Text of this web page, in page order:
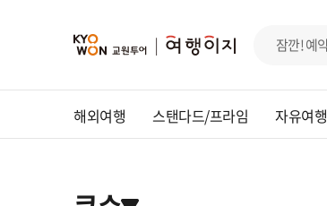
해외여행 스탠다드/프라임 자유여행